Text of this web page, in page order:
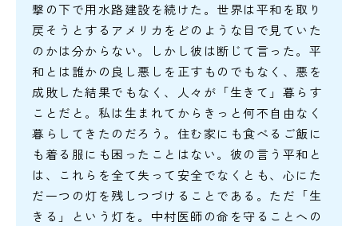
撃の下で用水路建設を続けた。世界は平和を取り
戻そうとするアメリカをどのような目で見ていた
のかは分からない。しかし彼は断じて言った。平
和とは誰かの良し悪しを正すものでもなく、悪を
成敗した結果でもなく、人々が「生きて」暮らす
ことだと。私は生まれてからきっと何不自由なく
暮らしてきたのだろう。住む家にも食べるご飯に
も着る服にも困ったことはない。彼の言う平和と
は、これらを全て失って安全でなくとも、心にた
だ一つの灯を残しつづけることである。ただ「生
きる」という灯を。中村医師の命を守ることへの